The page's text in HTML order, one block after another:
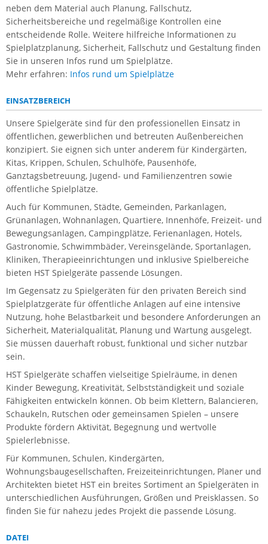
neben dem Material auch Planung, Fallschutz,
Sicherheitsbereiche und regelmäßige Kontrollen eine
entscheidende Rolle. Weitere hilfreiche Informationen zu
Spielplatzplanung, Sicherheit, Fallschutz und Gestaltung finden
Sie in unseren Infos rund um Spielplätze.
Mehr erfahren: Infos rund um Spielplätze
EINSATZBEREICH
Unsere Spielgeräte sind für den professionellen Einsatz in
öffentlichen, gewerblichen und betreuten Außenbereichen
konzipiert. Sie eignen sich unter anderem für Kindergärten,
Kitas, Krippen, Schulen, Schulhöfe, Pausenhöfe,
Ganztagsbetreuung, Jugend- und Familienzentren sowie
öffentliche Spielplätze.
Auch für Kommunen, Städte, Gemeinden, Parkanlagen,
Grünanlagen, Wohnanlagen, Quartiere, Innenhöfe, Freizeit- und
Bewegungsanlagen, Campingplätze, Ferienanlagen, Hotels,
Gastronomie, Schwimmbäder, Vereinsgelände, Sportanlagen,
Kliniken, Therapieeinrichtungen und inklusive Spielbereiche
bieten HST Spielgeräte passende Lösungen.
Im Gegensatz zu Spielgeräten für den privaten Bereich sind
Spielplatzgeräte für öffentliche Anlagen auf eine intensive
Nutzung, hohe Belastbarkeit und besondere Anforderungen an
Sicherheit, Materialqualität, Planung und Wartung ausgelegt.
Sie müssen dauerhaft robust, funktional und sicher nutzbar
sein.
HST Spielgeräte schaffen vielseitige Spielräume, in denen
Kinder Bewegung, Kreativität, Selbstständigkeit und soziale
Fähigkeiten entwickeln können. Ob beim Klettern, Balancieren,
Schaukeln, Rutschen oder gemeinsamen Spielen – unsere
Produkte fördern Aktivität, Begegnung und wertvolle
Spielerlebnisse.
Für Kommunen, Schulen, Kindergärten,
Wohnungsbaugesellschaften, Freizeiteinrichtungen, Planer und
Architekten bietet HST ein breites Sortiment an Spielgeräten in
unterschiedlichen Ausführungen, Größen und Preisklassen. So
finden Sie für nahezu jedes Projekt die passende Lösung.
DATEI